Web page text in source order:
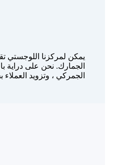
يمكن لمركزنا اللوجستي
الجمارك. نحن على دراية
الجمركي ، وتزويد